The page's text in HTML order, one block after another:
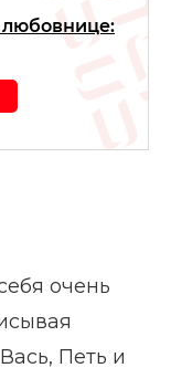
любовнице:
очень
Петь и